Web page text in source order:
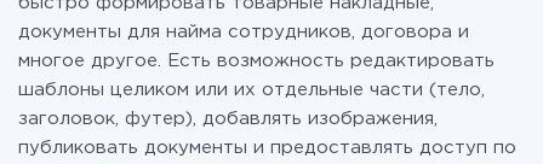
документы для найма сотрудников, договора и
многое другое. Есть возможность редактировать
шаблоны целиком или их отдельные части (тело,
заголовок, футер), добавлять изображения,
публиковать документы и предоставлять доступ по